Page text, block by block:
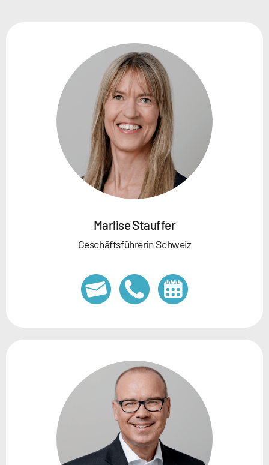
Marlise Stauffer
Geschäftsführerin Schweiz